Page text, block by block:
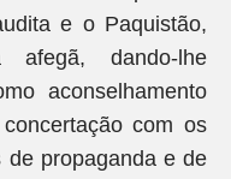
e o Paquistão,
afegã, dando-lhe
aconselhamento
com os
de propaganda e de